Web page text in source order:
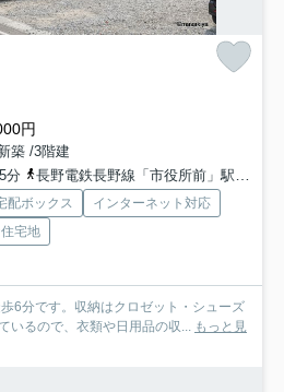
円
築 /3階建
分
長野電鉄長野線「市役所前」駅 徒歩16分
配ボックス
インターネット対応
宅地
6分です。収納はクロゼット・シューズ
いるので、衣類や日用品の収...
もっと見